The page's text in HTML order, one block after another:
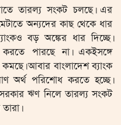
তারল্য সংকট চলছে। এর
অন্যদের কাছ থেকে ধার
বড় অঙ্কের ধার দিচ্ছে।
পারছে না। একইসঙ্গে
আবার বাংলাদেশ ব্যাংক
অর্থ পরিশোধ করতে হচ্ছে।
ঋণ নিলে তারল্য সংকট